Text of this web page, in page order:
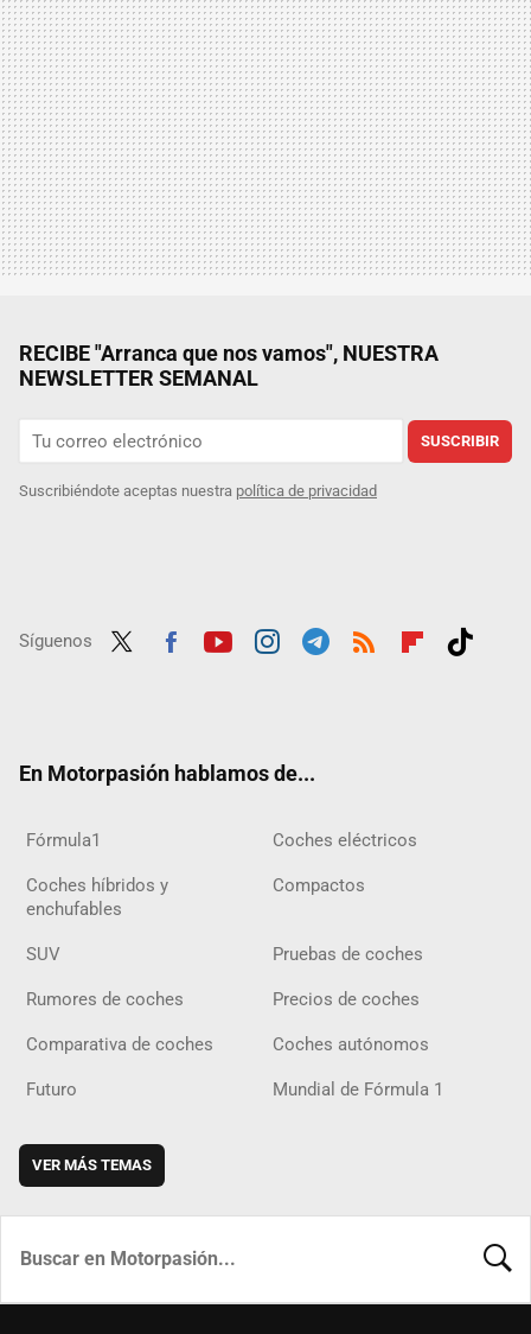
RECIBE "Arranca que nos vamos", NUESTRA
NEWSLETTER SEMANAL
SUSCRIBIR
Suscribiéndote aceptas nuestra política de privacidad
Síguenos
En Motorpasión hablamos de...
Fórmula1 Coches eléctricos
Coches híbridos y
enchufables
Compactos
SUV Pruebas de coches
Rumores de coches Precios de coches
Comparativa de coches Coches autónomos
Futuro Mundial de Fórmula 1
VER MÁS TEMAS